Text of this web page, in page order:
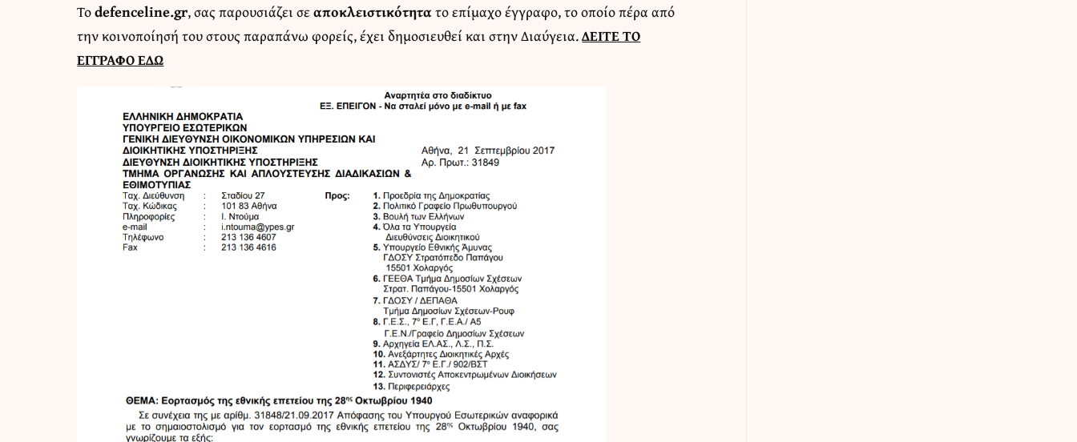
Τοdefenceline.gr, σας παρουσιάζει σεαποκλειστικότητατο επίμαχο έγγραφο, το οποίο πέρα από
την κοινοποίησή του στους παραπάνω φορείς, έχει δημοσιευθεί και στην Διαύγεια.ΔΕΙΤΕ ΤΟ
ΕΓΓΡΑΦΟ ΕΔΩ